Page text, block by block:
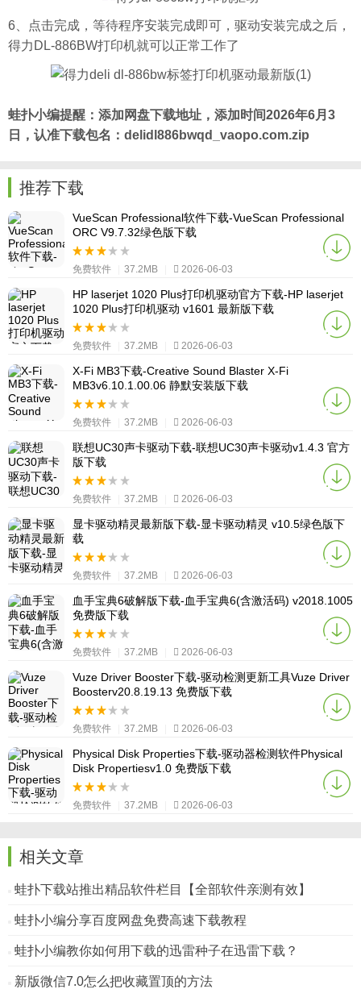
6、点击完成，等待程序安装完成即可，驱动安装完成之后，
得力DL-886BW打印机就可以正常工作了
蛙扑小编提醒：添加网盘下载地址，添加时间2026年6月3
日，认准下载包名：delidl886bwqd_vaopo.com.zip
推荐下载
VueScan Professional软件下载-VueScan Professional
ORC V9.7.32绿色版下载
免费软件 37.2MB 2026-06-03
HP laserjet 1020 Plus打印机驱动官方下载-HP laserjet
1020 Plus打印机驱动 v1601 最新版下载
免费软件 37.2MB 2026-06-03
X-Fi MB3下载-Creative Sound Blaster X-Fi
MB3v6.10.1.00.06 静默安装版下载
免费软件 37.2MB 2026-06-03
联想UC30声卡驱动下载-联想UC30声卡驱动v1.4.3 官方
版下载
免费软件 37.2MB 2026-06-03
显卡驱动精灵最新版下载-显卡驱动精灵 v10.5绿色版下
载
免费软件 37.2MB 2026-06-03
血手宝典6破解版下载-血手宝典6(含激活码) v2018.1005
免费版下载
免费软件 37.2MB 2026-06-03
Vuze Driver Booster下载-驱动检测更新工具Vuze Driver
Boosterv20.8.19.13 免费版下载
免费软件 37.2MB 2026-06-03
Physical Disk Properties下载-驱动器检测软件Physical
Disk Propertiesv1.0 免费版下载
免费软件 37.2MB 2026-06-03
相关文章
蛙扑下载站推出精品软件栏目【全部软件亲测有效】
蛙扑小编分享百度网盘免费高速下载教程
蛙扑小编教你如何用下载的迅雷种子在迅雷下载？
新版微信7.0怎么把收藏置顶的方法